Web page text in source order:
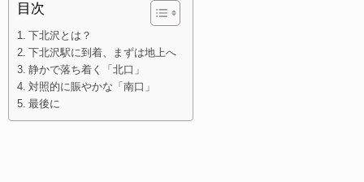
目次
下北沢とは？
下北沢駅に到着、まずは地上へ
静かで落ち着く「北口」
対照的に賑やかな「南口」
最後に